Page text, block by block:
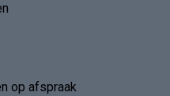
op afspraak